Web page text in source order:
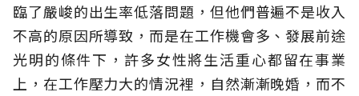
臨了嚴峻的出生率低落問題，但他們普遍不是收入
不高的原因所導致，而是在工作機會多、發展前途
光明的條件下，許多女性將生活重心都留在事業
上，在工作壓力大的情況裡，自然漸漸晚婚，而不